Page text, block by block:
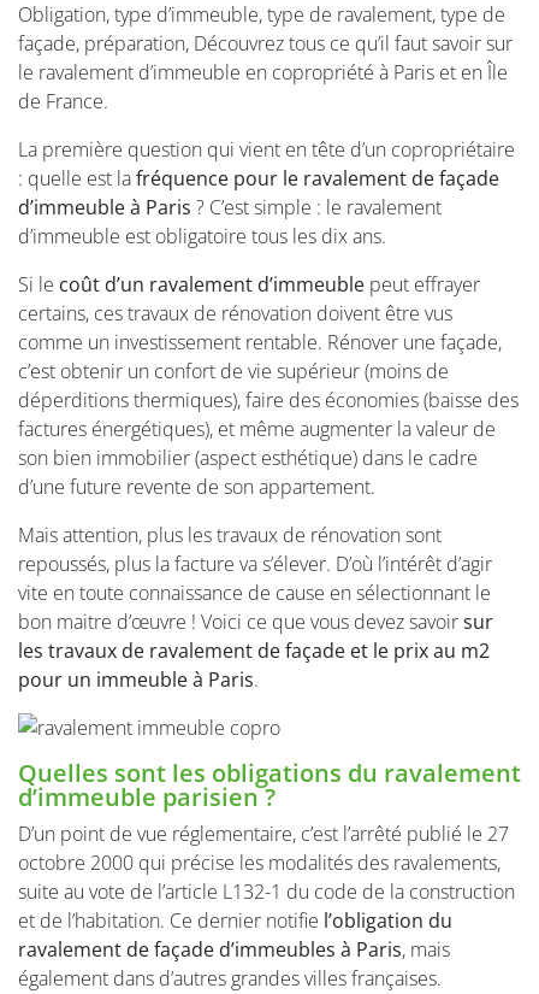
Obligation, type d’immeuble, type de ravalement, type de
façade, préparation, Découvrez tous ce qu’il faut savoir sur
le ravalement d’immeuble en copropriété à Paris et en Île
de France.
La première question qui vient en tête d’un copropriétaire
: quelle est lafréquence pour le ravalement de façade
d’immeuble à Paris ? C’est simple : le ravalement
d’immeuble est obligatoire tous les dix ans.
Si le coût d’un ravalement d’immeuble peut effrayer
certains, ces travaux de rénovation doivent être vus
comme un investissement rentable. Rénover une façade,
c’est obtenir un confort de vie supérieur (moins de
déperditions thermiques), faire des économies (baisse des
factures énergétiques), et même augmenter la valeur de
son bien immobilier (aspect esthétique) dans le cadre
d’une future revente de son appartement.
Mais attention, plus les travaux de rénovation sont
repoussés, plus la facture va s’élever. D’où l’intérêt d’agir
vite en toute connaissance de cause en sélectionnant le
bon maitre d’œuvre ! Voici ce que vous devez savoirsur
les travaux de ravalement de façade et le prix au m2
pour un immeuble à Paris.
Quelles sont les obligations du ravalement
d’immeuble parisien ?
D’un point de vue réglementaire, c’est l’arrêté publié le 27
octobre 2000 qui précise les modalités des ravalements,
suite au vote de l’article L132-1 du code de la construction
et de l’habitation. Ce dernier notifie l’obligation du
ravalement de façade d’immeubles à Paris, mais
également dans d’autres grandes villes françaises.